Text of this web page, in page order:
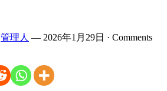
管理人 — 2026年1月29日 · Comments